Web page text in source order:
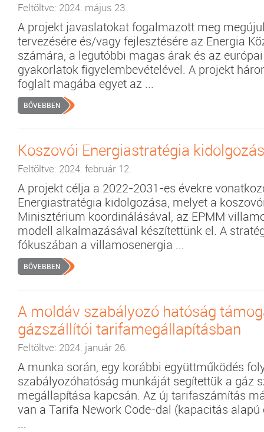
Feltöltve: 2024. május 23.
A projekt javaslatokat fogalmazott meg
tervezésére és/vagy fejlesztésére az Energia
számára, a legutóbbi magas árak és az
gyakorlatok figyelembevételével. A projekt
foglalt magába egyet az ...
BŐVEBBEN
Koszovói Energiastratégia
Feltöltve: 2024. február 12.
A projekt célja a 2022-2031-es évekre
Energiastratégia kidolgozása, melyet a
Minisztérium koordinálásával, az EPMM
modell alkalmazásával készítettünk el. A
fókuszában a villamosenergia ...
BŐVEBBEN
A moldáv szabályozó hatóság
gázszállítói tarifamegállapításban
Feltöltve: 2024. január 26.
A munka során, egy korábbi együttműködés
szabályozóhatóság munkáját segítettük a gáz
megállapítása kapcsán. Az új tarifaszámítás
van a Tarifa Nework Code-dal (kapacitás
...